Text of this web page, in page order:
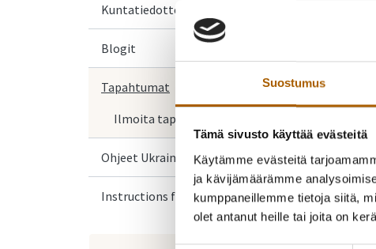
Suostumus
Tämä sivusto käyttää evästeitä
Käytämme evästeitä
ja kävijämäärämme
kumppaneillemme tietoja siitä,
olet antanut heille tai joita on
Kuntatiedotteet
Blogit
Tapahtumat
Ilmoita tapahtuma
Ohjeet Ukrainasta saapuville
Instructions for Ukrainian arrivals